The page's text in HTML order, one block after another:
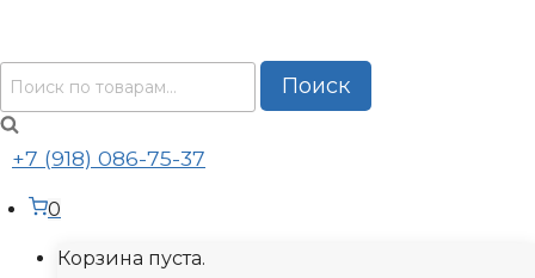
Поиск
+7 (918) 086-75-37
0
Корзина пуста.